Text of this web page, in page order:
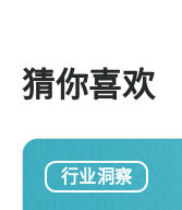
猜你喜欢
行业洞察